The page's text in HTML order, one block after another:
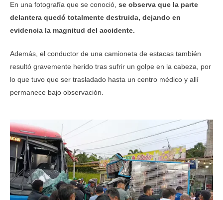
En una fotografía que se conoció, se observa que la parte
delantera quedó totalmente destruida, dejando en
evidencia la magnitud del accidente.
Además, el conductor de una camioneta de estacas también
resultó gravemente herido tras sufrir un golpe en la cabeza, por
lo que tuvo que ser trasladado hasta un centro médico y allí
permanece bajo observación.